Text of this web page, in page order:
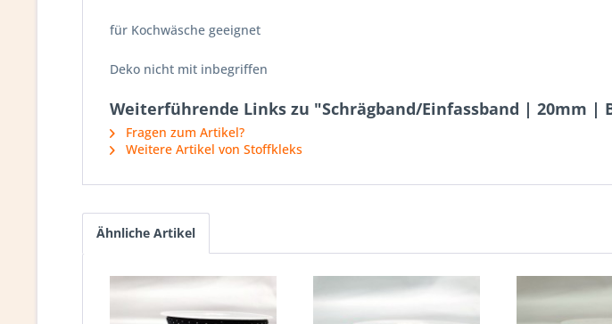
für Kochwäsche geeignet
Deko nicht mit inbegriffen
Weiterführende Links zu "Schrägband/Einfassband | 20mm
Fragen zum Artikel?
Weitere Artikel von Stoffkleks
Ähnliche Artikel